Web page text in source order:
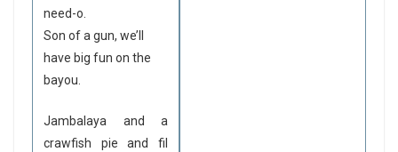
need-o.
Son of a gun, we’ll
have big fun on the
bayou.
Jambalaya and a
crawfish pie and fil